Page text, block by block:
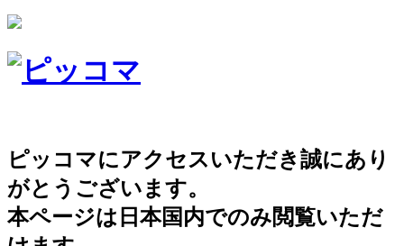
ピッコマにアクセスいただき誠にあり
がとうございます。
本ページは日本国内でのみ閲覧いただ